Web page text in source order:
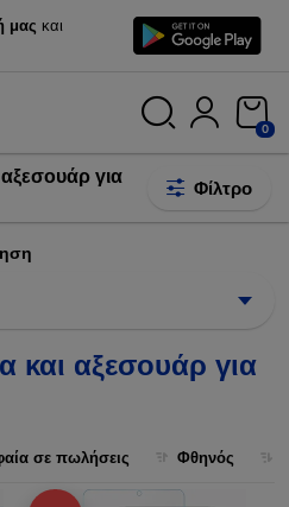
μας και
0
για
Φίλτρο
και αξεσουάρ για
σε πωλήσεις Φθηνός